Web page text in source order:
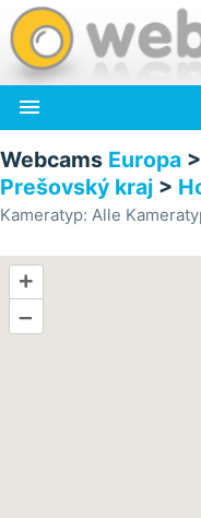

Webcams Europa >
Prešovský kraj >
Kameratyp: Alle
+
–